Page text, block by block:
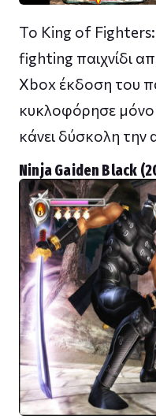
To King of Fighters:
fighting παιχνίδι
Xbox έκδοση του
κυκλοφόρησε μόνο
κάνει δύσκολη
Ninja Gaiden Black